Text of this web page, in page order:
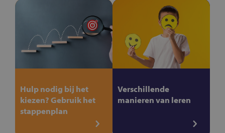
Hulp nodig bij het
kiezen? Gebruik het
stappenplan
Verschillende
manieren van leren